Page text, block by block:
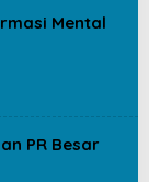
Mental
PR Besar